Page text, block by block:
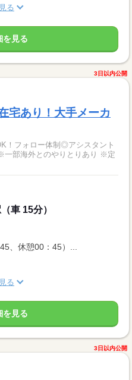
る
を見る
3日以内公開
宅あり！大手メーカ
！フォロー体制◎アシスタント
一部海外とのやりとりあり ※定
車 15分）
、休憩00：45）...
る
を見る
3日以内公開